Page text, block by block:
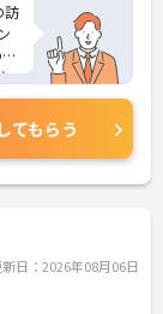
訪
てもらう
日：2026年08月06日